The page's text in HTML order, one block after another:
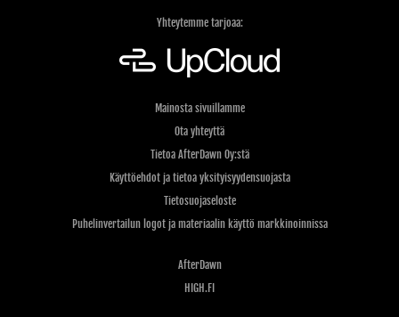
Yhteytemme tarjoaa:
Mainosta sivuillamme
Ota yhteyttä
Tietoa AfterDawn Oy:stä
Käyttöehdot ja tietoa yksityisyydensuojasta
Tietosuojaseloste
Puhelinvertailun logot ja materiaalin käyttö markkinoinnissa
AfterDawn
HIGH.FI